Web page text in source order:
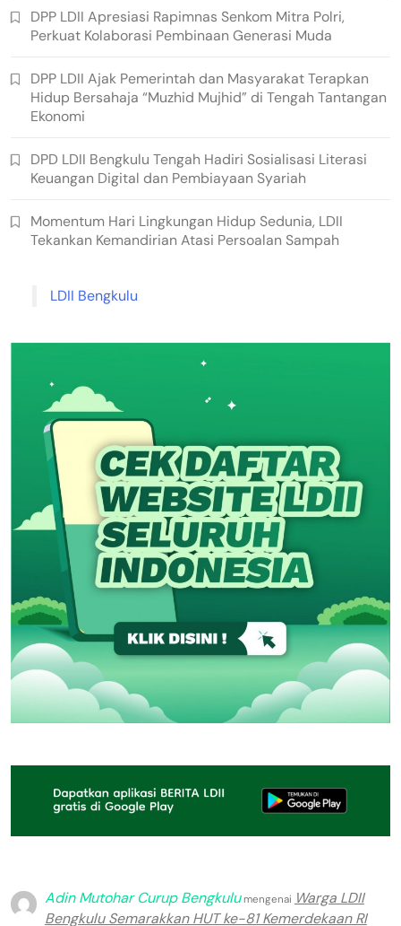
DPP LDII Apresiasi Rapimnas Senkom Mitra Polri,
Perkuat Kolaborasi Pembinaan Generasi Muda
DPP LDII Ajak Pemerintah dan Masyarakat Terapkan
Hidup Bersahaja “Muzhid Mujhid” di Tengah Tantangan
Ekonomi
DPD LDII Bengkulu Tengah Hadiri Sosialisasi Literasi
Keuangan Digital dan Pembiayaan Syariah
Momentum Hari Lingkungan Hidup Sedunia, LDII
Tekankan Kemandirian Atasi Persoalan Sampah
LDII Bengkulu
Adin Mutohar Curup Bengkulumengenai Warga LDII
Bengkulu Semarakkan HUT ke-81 Kemerdekaan RI